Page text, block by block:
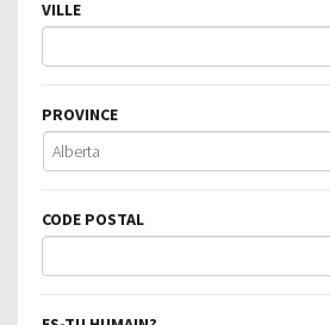
VILLE
PROVINCE
CODE POSTAL